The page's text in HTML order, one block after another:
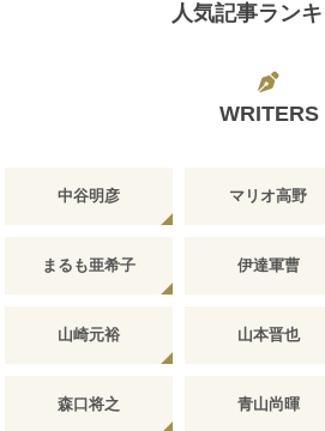
人気記事ラン
WRITERS
中谷明彦 マリオ高野
まるも亜希子 伊達軍曹
山崎元裕 山本晋也
森口将之 青山尚暉